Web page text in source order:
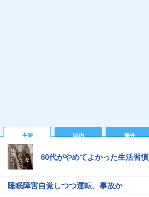
主要 国内 海外
60代がやめてよかった生活習慣
睡眠障害自覚しつつ運転、事故か